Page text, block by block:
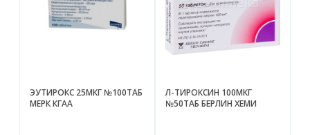
ЭУТИРОКС 25МКГ №100ТАБ
МЕРК КГАА
Л-ТИРОКСИН 100МКГ
№50ТАБ БЕРЛИН ХЕМИ